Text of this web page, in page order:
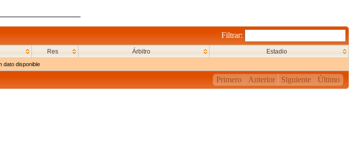
Filtrar:
Res Árbitro Estadio
dato disponible
Primero Anterior Siguiente Último